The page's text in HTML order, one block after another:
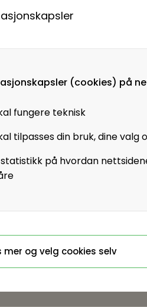
(cookies) på
fungere teknisk
tilpasses din bruk, dine valg
på hvordan
mer og velg cookies selv
Hille har erfaring
og store
gjennomføring av
2025 digitaliseres i
For mange
og et
statlige
til effektivitet
rom for
for å benytte